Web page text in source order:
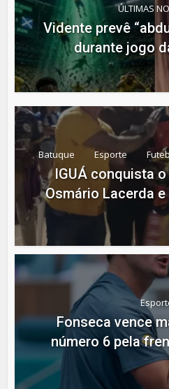
ÚLTIMAS
Vidente prevê
durante jogo
Batuque Esporte
IGUÁ conquista
Osmário Lacerda
Fonseca vence
número 6 pela